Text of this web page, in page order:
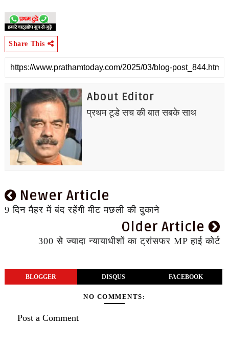
Share This
About Editor
प्रथम टूडे सच की बात सबके साथ
Newer Article
9 दिन मैहर में बंद रहेंगी मीट मछली की दुकाने
Older Article
300 से ज्यादा न्यायाधीशों का ट्रांसफर MP हाई कोर्ट
BLOGGER DISQUS FACEBOOK
NO COMMENTS:
Post a Comment